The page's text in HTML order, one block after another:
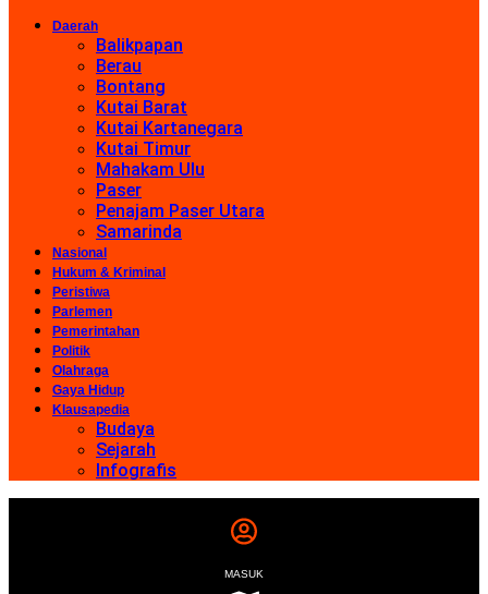
Daerah
Balikpapan
Berau
Bontang
Kutai Barat
Kutai Kartanegara
Kutai Timur
Mahakam Ulu
Paser
Penajam Paser Utara
Samarinda
Nasional
Hukum & Kriminal
Peristiwa
Parlemen
Pemerintahan
Politik
Olahraga
Gaya Hidup
Klausapedia
Budaya
Sejarah
Infografis
MASUK